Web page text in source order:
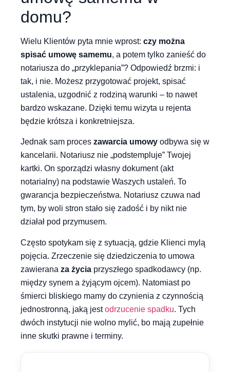
domu?
Wielu Klientów pyta mnie wprost: czy można
spisać umowę samemu, a potem tylko zanieść do
notariusza do „przyklepania”? Odpowiedź brzmi: i
tak, i nie. Możesz przygotować projekt, spisać
ustalenia, uzgodnić z rodziną warunki – to nawet
bardzo wskazane. Dzięki temu wizyta u rejenta
będzie krótsza i konkretniejsza.
Jednak sam proces zawarcia umowy odbywa się w
kancelarii. Notariusz nie „podstempluje” Twojej
kartki. On sporządzi własny dokument (akt
notarialny) na podstawie Waszych ustaleń. To
gwarancja bezpieczeństwa. Notariusz czuwa nad
tym, by woli stron stało się zadość i by nikt nie
działał pod przymusem.
Często spotykam się z sytuacją, gdzie Klienci mylą
pojęcia. Zrzeczenie się dziedziczenia to umowa
zawierana za życia przyszłego spadkodawcy (np.
między synem a żyjącym ojcem). Natomiast po
śmierci bliskiego mamy do czynienia z czynnością
jednostronną, jaką jestodrzucenie spadku. Tych
dwóch instytucji nie wolno mylić, bo mają zupełnie
inne skutki prawne i terminy.